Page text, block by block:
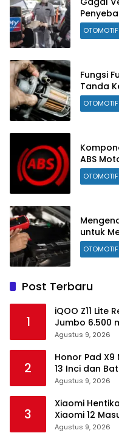
OTOMOTIF
Fungsi
Tanda
OTOMOTIF
ABS
OTOMOTIF
untuk
OTOMOTIF
Post Terbaru
1
iQOO Z11 Lite
Jumbo 6.500
Agustus 9, 2026
2
Honor Pad X9
13 Inci dan
Agustus 9, 2026
3
Xiaomi
Xiaomi 12
Agustus 9, 2026